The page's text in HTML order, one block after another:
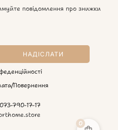
повідомлення про знижки
Повернення
790-17-17
0